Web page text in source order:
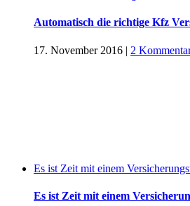
Automatisch die richtige Kfz
17. November 2016 | 2
Es ist Zeit mit einem
Es ist Zeit mit einem